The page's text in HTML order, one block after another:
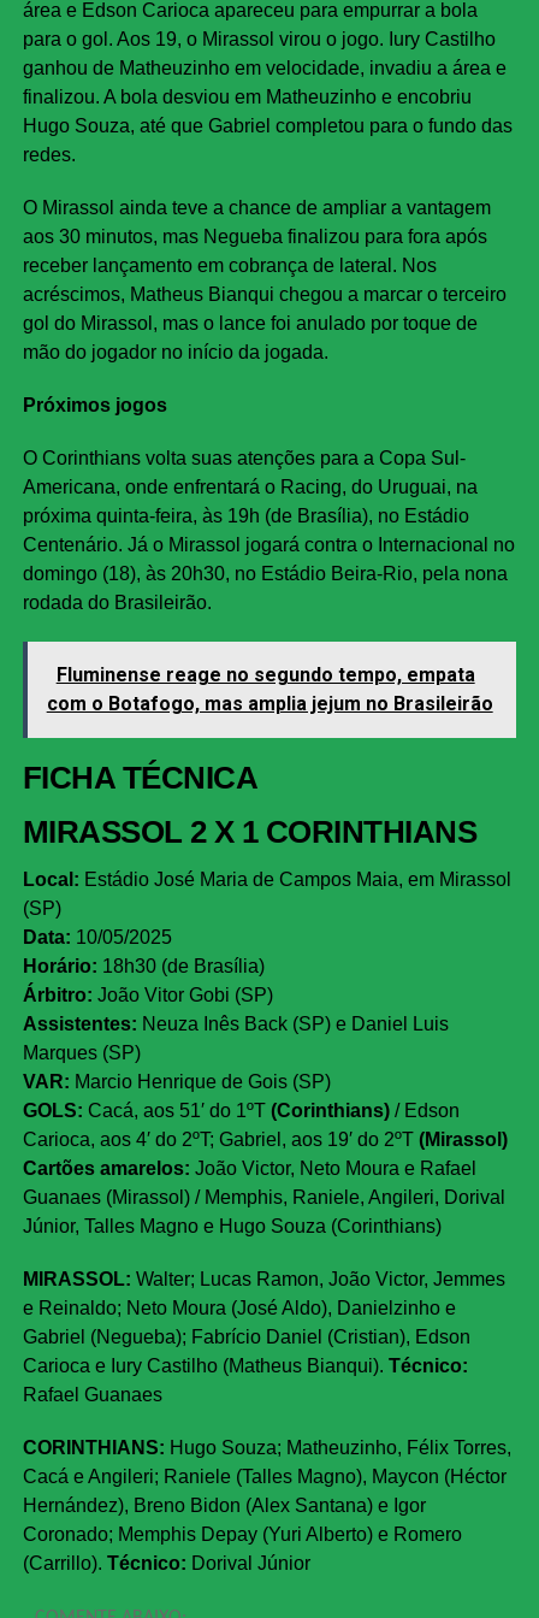
área e Edson Carioca apareceu para empurrar a bola
para o gol. Aos 19, o Mirassol virou o jogo. Iury Castilho
ganhou de Matheuzinho em velocidade, invadiu a área e
finalizou. A bola desviou em Matheuzinho e encobriu
Hugo Souza, até que Gabriel completou para o fundo das
redes.
O Mirassol ainda teve a chance de ampliar a vantagem
aos 30 minutos, mas Negueba finalizou para fora após
receber lançamento em cobrança de lateral. Nos
acréscimos, Matheus Bianqui chegou a marcar o terceiro
gol do Mirassol, mas o lance foi anulado por toque de
mão do jogador no início da jogada.
Próximos jogos
O Corinthians volta suas atenções para a Copa Sul-
Americana, onde enfrentará o Racing, do Uruguai, na
próxima quinta-feira, às 19h (de Brasília), no Estádio
Centenário. Já o Mirassol jogará contra o Internacional no
domingo (18), às 20h30, no Estádio Beira-Rio, pela nona
rodada do Brasileirão.
Fluminense reage no segundo tempo, empata
com o Botafogo, mas amplia jejum no Brasileirão
FICHA TÉCNICA
MIRASSOL 2 X 1 CORINTHIANS
Local: Estádio José Maria de Campos Maia, em Mirassol
(SP)
Data: 10/05/2025
Horário: 18h30 (de Brasília)
Árbitro: João Vitor Gobi (SP)
Assistentes: Neuza Inês Back (SP) e Daniel Luis
Marques (SP)
VAR: Marcio Henrique de Gois (SP)
GOLS: Cacá, aos 51′ do 1ºT(Corinthians)/ Edson
Carioca, aos 4′ do 2ºT; Gabriel, aos 19′ do 2ºT (Mirassol)
Cartões amarelos: João Victor, Neto Moura e Rafael
Guanaes (Mirassol) / Memphis, Raniele, Angileri, Dorival
Júnior, Talles Magno e Hugo Souza (Corinthians)
MIRASSOL: Walter; Lucas Ramon, João Victor, Jemmes
e Reinaldo; Neto Moura (José Aldo), Danielzinho e
Gabriel (Negueba); Fabrício Daniel (Cristian), Edson
Carioca e Iury Castilho (Matheus Bianqui). Técnico:
Rafael Guanaes
CORINTHIANS: Hugo Souza; Matheuzinho, Félix Torres,
Cacá e Angileri; Raniele (Talles Magno), Maycon (Héctor
Hernández), Breno Bidon (Alex Santana) e Igor
Coronado; Memphis Depay (Yuri Alberto) e Romero
(Carrillo). Técnico: Dorival Júnior